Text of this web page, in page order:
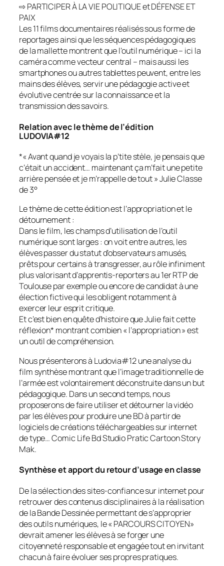
⇨ PARTICIPER À LA VIE POLITIQUE et DÉFENSE ET
PAIX
Les 11 films documentaires réalisés sous forme de
reportages ainsi que les séquences pédagogiques
de la mallette montrent que l’outil numérique – ici la
caméra comme vecteur central – mais aussi les
smartphones ou autres tablettes peuvent, entre les
mains des élèves, servir une pédagogie active et
évolutive centrée sur la connaissance et la
transmission des savoirs.
Relation avec le thème de l’édition
LUDOVIA#12
*«Avant quand je voyais la p’tite stèle, je pensais que
c’était un accident… maintenant ça m’fait une petite
arrière pensée et je m’rappelle de tout» Julie Classe
de 3°
Le thème de cette édition est l’appropriation et le
détournement :
Dans le film, les champs d’utilisation de l’outil
numérique sont larges : on voit entre autres, les
élèves passer du statut d’observateurs amusés,
prêts pour certains à transgresser, au rôle infiniment
plus valorisant d’apprentis-reporters au 1er RTP de
Toulouse par exemple ou encore de candidat à une
élection fictive qui les obligent notamment à
exercer leur esprit critique.
Et c’est bien en quête d’histoire que Julie fait cette
réflexion* montrant combien «l’appropriation» est
un outil de compréhension.
Nous présenterons à Ludovia#12 une analyse du
film synthèse montrant que l’image traditionnelle de
l’armée est volontairement déconstruite dans un but
pédagogique. Dans un second temps, nous
proposerons de faire utiliser et détourner la vidéo
par les élèves pour produire une BD à partir de
logiciels de créations téléchargeables sur internet
de type… Comic Life Bd Studio Pratic Cartoon Story
Mak.
Synthèse et apport du retour d’usage en classe
De la sélection des sites-confiance sur internet pour
retrouver des contenus disciplinaires à la réalisation
de la Bande Dessinée permettant de s’approprier
des outils numériques, le «PARCOURS CITOYEN»
devrait amener les élèves à se forger une
citoyenneté responsable et engagée tout en invitant
chacun à faire évoluer ses propres pratiques.